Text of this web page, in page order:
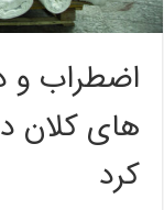
اضطراب و
های کلان
کرد